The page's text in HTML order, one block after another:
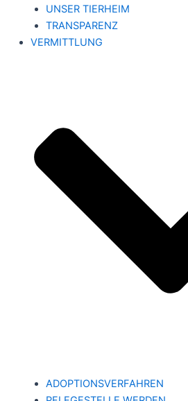
UNSER TIERHEIM
TRANSPARENZ
VERMITTLUNG
ADOPTIONSVERFAHREN